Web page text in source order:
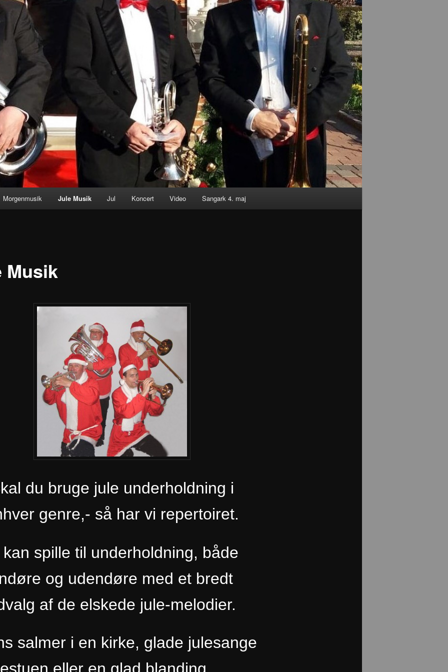
Morgenmusik Jule Musik Jul Koncert Video Sangark 4. maj
Musik
du bruge jule underholdning i
genre,- så har vi repertoiret.
kan spille til underholdning, både
og udendøre med et bredt
af de elskede jule-melodier.
salmer i en kirke, glade julesange